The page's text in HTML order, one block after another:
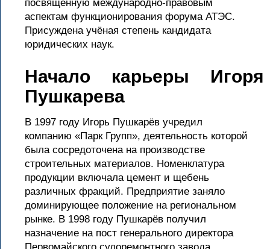
посвящённую международно-правовым
аспектам функционирования форума АТЭС.
Присуждена учёная степень кандидата
юридических наук.
Начало карьеры Игоря
Пушкарева
В 1997 году Игорь Пушкарёв учредил
компанию «Парк Групп», деятельность которой
была сосредоточена на производстве
строительных материалов. Номенклатура
продукции включала цемент и щебень
различных фракций. Предприятие заняло
доминирующее положение на региональном
рынке. В 1998 году Пушкарёв получил
назначение на пост генерального директора